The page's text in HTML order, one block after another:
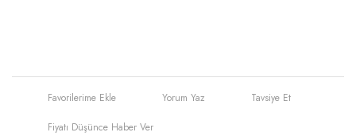
Yorum Yaz Tavsiye Et
Fiyatı Düşünce Haber Ver